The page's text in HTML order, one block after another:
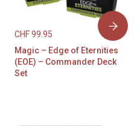
CHF99.95
Magic – Edge of Eternities
(EOE) – Commander Deck
Set